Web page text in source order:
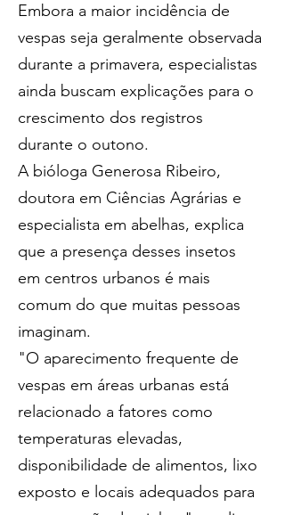
Embora a maior incidência de
vespas seja geralmente observada
durante a primavera, especialistas
ainda buscam explicações para o
crescimento dos registros
durante o outono.
A bióloga Generosa Ribeiro,
doutora em Ciências Agrárias e
especialista em abelhas, explica
que a presença desses insetos
em centros urbanos é mais
comum do que muitas pessoas
imaginam.
"O aparecimento frequente de
vespas em áreas urbanas está
relacionado a fatores como
temperaturas elevadas,
disponibilidade de alimentos, lixo
exposto e locais adequados para